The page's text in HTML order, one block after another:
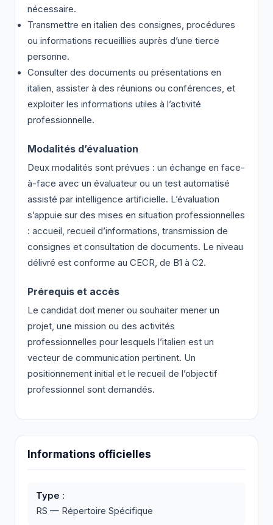
nécessaire.
Transmettre en italien des consignes, procédures
ou informations recueillies auprès d’une tierce
personne.
Consulter des documents ou présentations en
italien, assister à des réunions ou conférences, et
exploiter les informations utiles à l’activité
professionnelle.
Modalités d’évaluation
Deux modalités sont prévues : un échange en face-
à-face avec un évaluateur ou un test automatisé
assisté par intelligence artificielle. L’évaluation
s’appuie sur des mises en situation professionnelles
: accueil, recueil d’informations, transmission de
consignes et consultation de documents. Le niveau
délivré est conforme au CECR, de B1 à C2.
Prérequis et accès
Le candidat doit mener ou souhaiter mener un
projet, une mission ou des activités
professionnelles pour lesquels l’italien est un
vecteur de communication pertinent. Un
positionnement initial et le recueil de l’objectif
professionnel sont demandés.
Informations officielles
Type :
RS — Répertoire Spécifique